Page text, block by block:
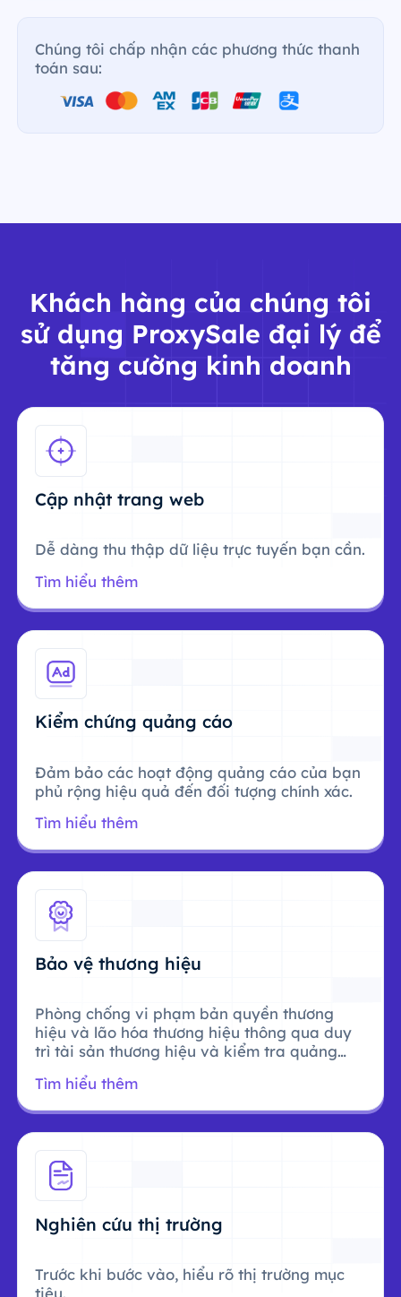
Chúng tôi chấp nhận các phương thức thanh
toán sau:
Khách hàng của chúng tôi
sử dụng ProxySale đại lý để
tăng cường kinh doanh
Cập nhật trang web
Dễ dàng thu thập dữ liệu trực tuyến bạn cần.
Tìm hiểu thêm
Kiểm chứng quảng cáo
Đảm bảo các hoạt động quảng cáo của bạn
phủ rộng hiệu quả đến đối tượng chính xác.
Tìm hiểu thêm
Bảo vệ thương hiệu
Phòng chống vi phạm bản quyền thương
hiệu và lão hóa thương hiệu thông qua duy
trì tài sản thương hiệu và kiểm tra quảng
Tìm hiểu thêm
Nghiên cứu thị trường
Trước khi bước vào, hiểu rõ thị trường mục
tiêu.